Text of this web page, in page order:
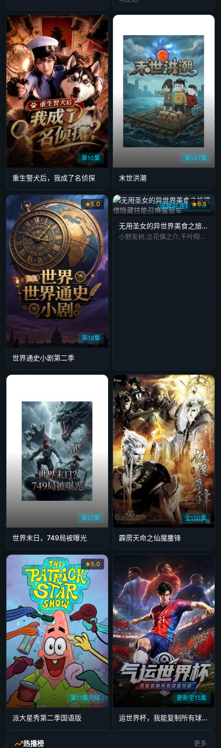
第10集
重生警犬后，我成了名侦探
第147集
末世洪潮
第18集
5.0
世界通史小剧第二季
连载中 连载到3集
6.5
无用圣女的异世界美食之旅凭借隐藏技能召唤露营车
小野友树,立花慎之介,千叶翔也,德井青,诸星堇
第27集
世界末日，749局被曝光
全150集
霹雳天命之仙魔鏖锋
第11集完结
5.0
派大星秀第二季国语版
更新至15集
运世界杯，我能复制所有球星技能
热播榜 更多